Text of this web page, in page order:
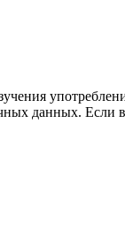
данных.